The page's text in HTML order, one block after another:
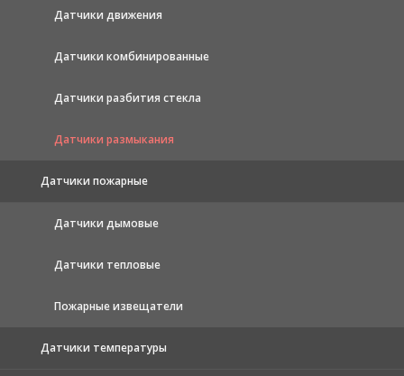
Датчики движения
Датчики комбинированные
Датчики разбития стекла
Датчики размыкания
Датчики пожарные
Датчики дымовые
Датчики тепловые
Пожарные извещатели
Датчики температуры